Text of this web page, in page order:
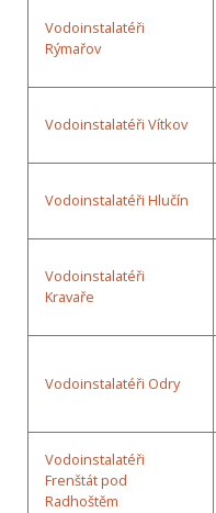
Vodoinstalatéři
Rýmařov
Vodoinstalatéři Vítkov
Vodoinstalatéři Hlučín
Vodoinstalatéři
Kravaře
Vodoinstalatéři Odry
Vodoinstalatéři
Frenštát pod
Radhoštěm